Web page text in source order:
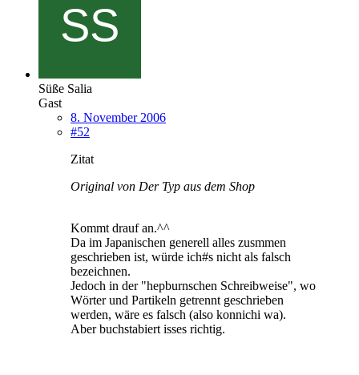
Süße Salia
Gast
8. November 2006
#52
Zitat
Original von Der Typ aus dem Shop
Kommt drauf an.^^
Da im Japanischen generell alles zusmmen
geschrieben ist, würde ich#s nicht als falsch
bezeichnen.
Jedoch in der "hepburnschen Schreibweise", wo
Wörter und Partikeln getrennt geschrieben
werden, wäre es falsch (also konnichi wa).
Aber buchstabiert isses richtig.